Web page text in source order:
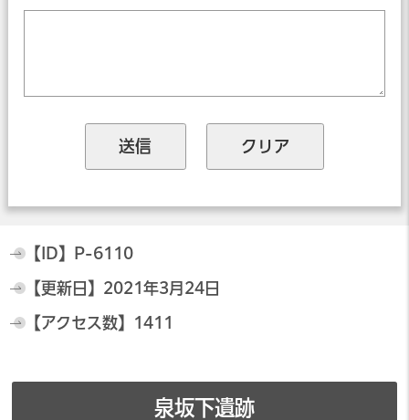
【ID】 P-6110
【更新日】 2021年3月24日
【アクセス数】 1411
泉坂下遺跡